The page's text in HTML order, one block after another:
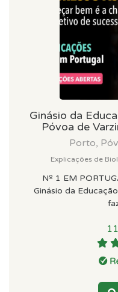
Ginásio da
Póvoa de
Porto,
Explicações de
Nº 1 EM
Ginásio da